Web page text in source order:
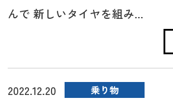
んで 新しいタイヤを組み...
2022.12.20 乗り物